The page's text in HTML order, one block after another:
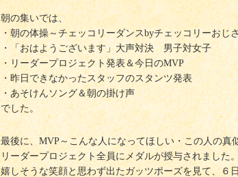
朝の集いでは、
・朝の体操～チェッコリーダンスbyチェッコリーおじ
・「おはようございます」大声対決 男子対女子
・リーダープロジェクト発表＆今日のMVP
・昨日できなかったスタッフのスタンツ発表
・あそけんソング＆朝の掛け声
でした。
最後に、MVP～こんな人になってほしい・この人の真
リーダープロジェクト全員にメダルが授与されました。
嬉しそうな笑顔と思わず出たガッツポーズを見て、６